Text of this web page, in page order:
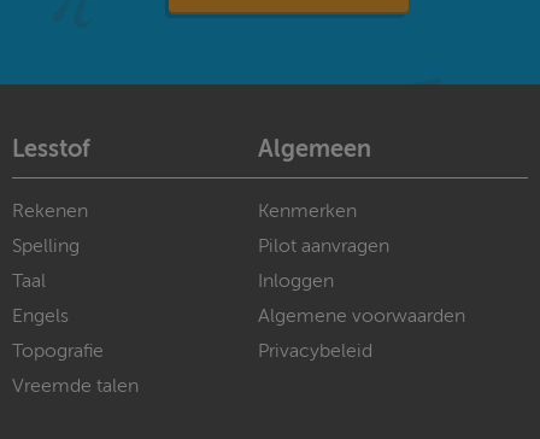
Lesstof Algemeen
Rekenen
Spelling
Taal
Engels
Topografie
Vreemde talen
Kenmerken
Pilot aanvragen
Inloggen
Algemene voorwaarden
Privacybeleid